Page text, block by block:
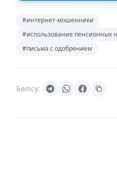
#интернет-мошенники
#использование пенсионных
#письма с одобрением
Бөлісу: